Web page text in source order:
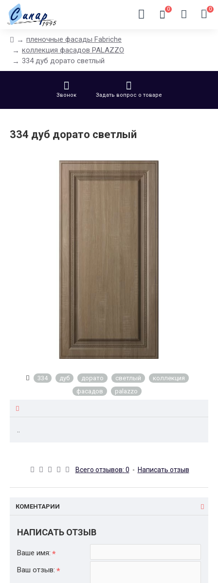
0 0
пленочные фасады Fabriche
коллекция фасадов PALAZZO
334 дуб дорато светлый
Звонок Задать вопрос о товаре
334 дуб дорато светлый
334 дуб дорато светлый
коллекция
фасадов
palazzo
..
Всего отзывов: 0 - Написать отзыв
КОМЕНТАРИИ
НАПИСАТЬ ОТЗЫВ
Ваше имя:
Ваш отзыв: